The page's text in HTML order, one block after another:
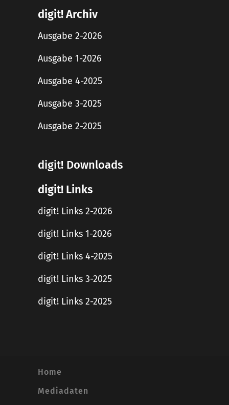
digit! Archiv
Ausgabe 2-2026
Ausgabe 1-2026
Ausgabe 4-2025
Ausgabe 3-2025
Ausgabe 2-2025
digit! Downloads
digit! Links
digit! Links 2-2026
digit! Links 1-2026
digit! Links 4-2025
digit! Links 3-2025
digit! Links 2-2025
Home
Mediadaten